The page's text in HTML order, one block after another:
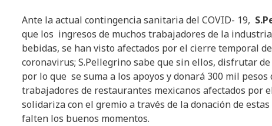
Ante la actual contingencia sanitaria del COVID- 19,
que los ingresos de muchos trabajadores de la
bebidas, se han visto afectados por el cierre temporal
coronavirus; S.Pellegrino sabe que sin ellos, disfrutar
por lo que se suma a los apoyos y donará 300 mil
trabajadores de restaurantes mexicanos afectados por
solidariza con el gremio a través de la donación de
falten los buenos momentos.